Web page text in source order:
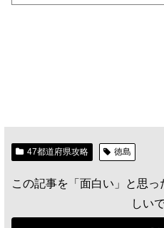
47都道府県攻略 徳島
この記事を「面白い」と思
しい